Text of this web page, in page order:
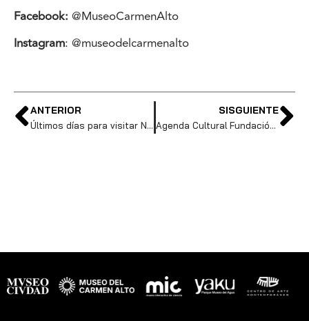
Facebook: @MuseoCarmenAlto
Instagram: @museodelcarmenalto
ANTERIOR
Últimos días para visitar Ningyō
SISGUIENTE
Agenda Cultural Fundación Museos de la Ciudad. Semana del 22 al 26 de abril de 2026